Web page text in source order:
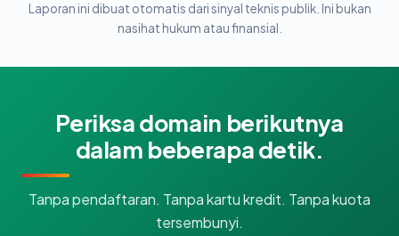
Laporan ini dibuat otomatis dari sinyal teknis publik. Ini bukan
nasihat hukum atau finansial.
Periksa domain berikutnya
dalam beberapa detik.
Tanpa pendaftaran. Tanpa kartu kredit. Tanpa kuota
tersembunyi.